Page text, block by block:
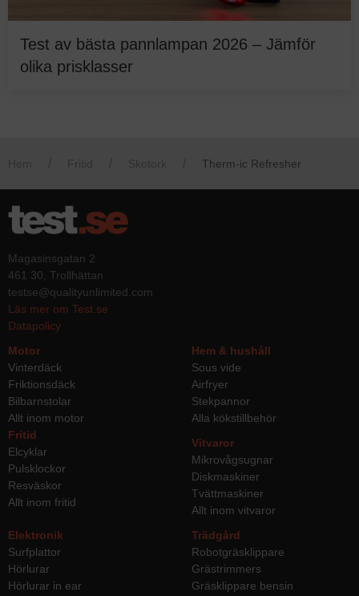
Test av bästa pannlampan 2026 – Jämför
olika prisklasser
Therm-ic Refresher
Magasinsgatan 2
461 30, Trollhättan
testse@qualityunlimited.com
Läs mer om Test.se
Datapolicy
Motor
Vinterdäck
Friktionsdäck
Bilbarnstolar
Allt inom motor
Hem & hushåll
Sous vide
Airfryer
Stekpannor
Alla kökstillbehör
Fritid
Elcyklar
Pulsklockor
Resväskor
Allt inom fritid
Vitvaror
Mikrovågsugnar
Diskmaskiner
Tvättmaskiner
Allt inom vitvaror
Elektronik
Surfplattor
Hörlurar
Hörlurar in ear
Trädgård
Robotgräsklippare
Grästrimmers
Gräsklippare bensin